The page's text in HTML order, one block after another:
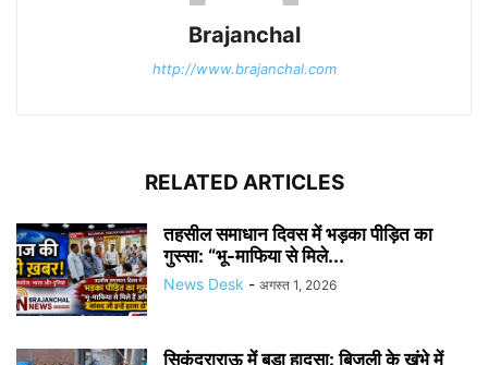
Brajanchal
http://www.brajanchal.com
RELATED ARTICLES
तहसील समाधान दिवस में भड़का पीड़ित का
गुस्सा: “भू-माफिया से मिले...
News Desk - अगस्त 1, 2026
सिकंद्राराऊ में बड़ा हादसा: बिजली के खंभे में